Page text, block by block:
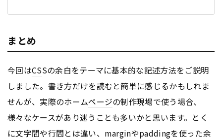
まとめ
今回はCSSの余白をテーマに基本的な記述方法をご説明
しました。書き方だけを読むと簡単に感じるかもしれま
せんが、実際のホームページの制作現場で使う場合、
様々なケースがあり迷うことも多いかと思います。とく
に文字間や行間とは違い、marginやpaddingを使った余